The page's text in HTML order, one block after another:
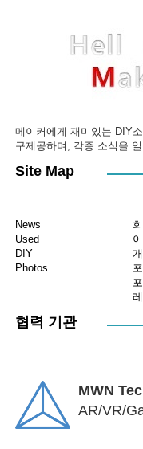
메이커에게 재미있는 DIY
구제공하며, 각종 소식을
Site Map
News
Used
DIY
Photos
협력 기관
MWN
AR/VR/